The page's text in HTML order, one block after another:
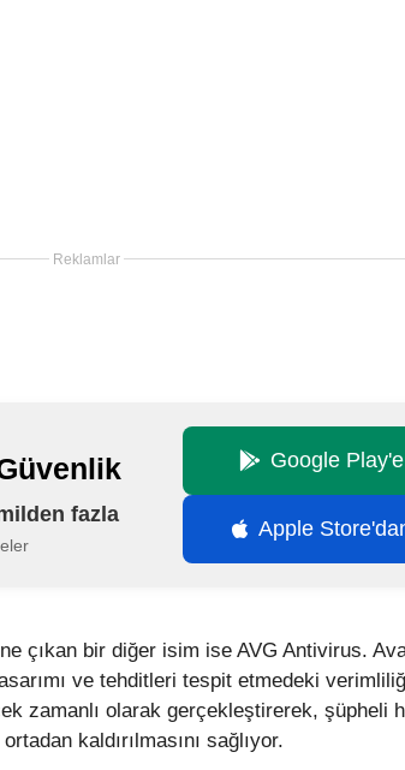
Reklamlar
fazla
Google
Apple
çıkan bir diğer isim ise AVG Antivirus.
ve tehditleri tespit etmedeki
zamanlı olarak gerçekleştirerek, şüpheli
kaldırılmasını sağlıyor.